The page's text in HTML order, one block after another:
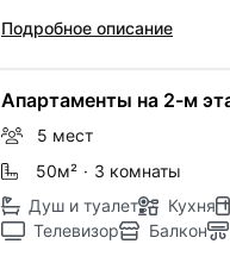
Подробное описание
Апартаменты на 2-м
5 мест
50м² · 3 комнаты
Душ и туалет
Кухня
Телевизор
Балкон